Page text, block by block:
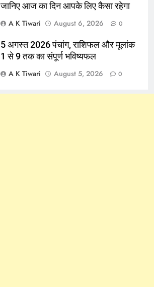
जानिए आज का दिन आपके लिए कैसा रहेगा
A K Tiwari
August 6, 2026 0
5 अगस्त 2026 पंचांग, राशिफल और मूलांक
1 से 9 तक का संपूर्ण भविष्यफल
A K Tiwari
August 5, 2026 0